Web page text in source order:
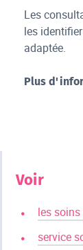
Les
les
adaptée.
Plus
Voir
les
service